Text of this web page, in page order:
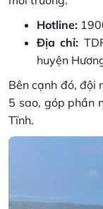
Hotline:
Địa chỉ:
huyện
Bên cạnh đó, đội
5 sao, góp phần
Tĩnh.